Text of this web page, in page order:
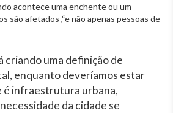
acontece uma enchente ou um
são afetados ,“e não apenas pessoas de
criando uma definição de
enquanto deveríamos estar
é infraestrutura urbana,
da cidade se